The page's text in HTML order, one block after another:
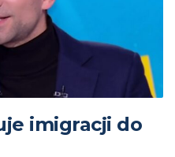
imigracji do